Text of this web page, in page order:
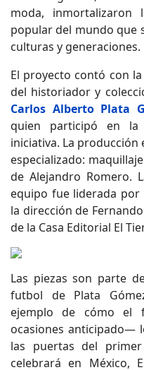
moda, inmortalizaron
popular del mundo que
culturas y generaciones.
El proyecto contó con
del historiador y
Carlos Alberto Plata
quien participó en la
iniciativa. La
especializado:
de Alejandro Romero.
equipo fue liderada por
la dirección de
de la Casa Editorial El
Las piezas son parte
futbol de Plata
ejemplo de cómo el
ocasiones anticipado—
las puertas del
celebrará en México,